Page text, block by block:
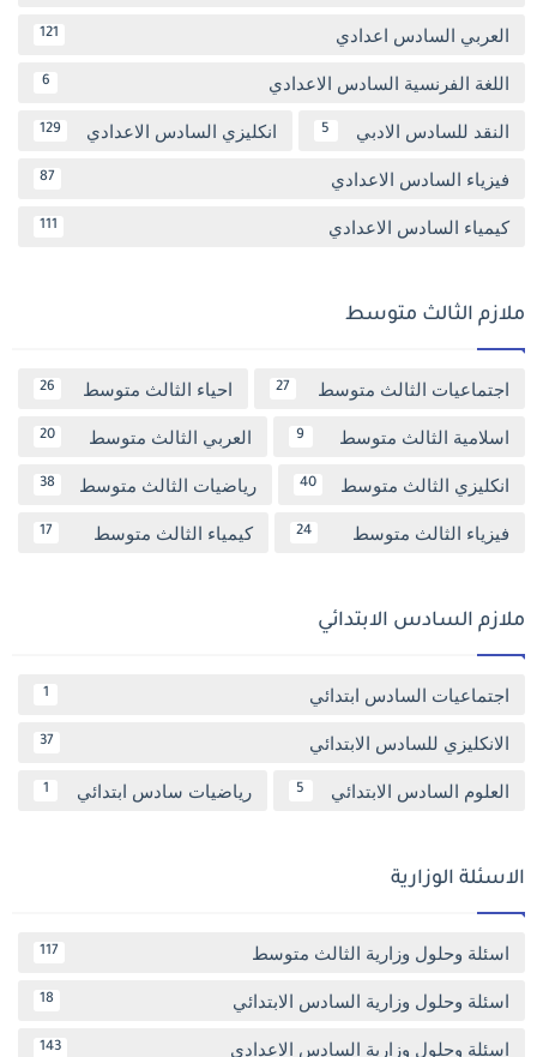
العربي السادس اعدادي 121
اللغة الفرنسية السادس الاعدادي 6
النقد للسادس الادبي 5 انكليزي السادس الاعدادي 129
فيزياء السادس الاعدادي 87
كيمياء السادس الاعدادي 111
ملازم الثالث متوسط
اجتماعيات الثالث متوسط 27 احياء الثالث متوسط 26
اسلامية الثالث متوسط 9 العربي الثالث متوسط 20
انكليزي الثالث متوسط 40 رياضيات الثالث متوسط 38
فيزياء الثالث متوسط 24 كيمياء الثالث متوسط 17
ملازم السادس الابتدائي
اجتماعيات السادس ابتدائي 1
الانكليزي للسادس الابتدائي 37
العلوم السادس الابتدائي 5 رياضيات سادس ابتدائي 1
الاسئلة الوزارية
اسئلة وحلول وزارية الثالث متوسط 117
اسئلة وحلول وزارية السادس الابتدائي 18
اسئلة وحلول وزارية السادس الاعدادي 143